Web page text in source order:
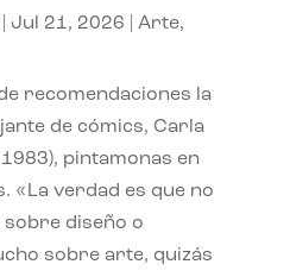
Jul 21, 2026 Arte,
recomendaciones la
de cómics, Carla
pintamonas en
«La verdad es que no
diseño o
sobre arte, quizás